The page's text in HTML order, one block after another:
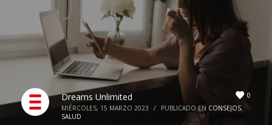
0
Dreams Unlimited
MIÉRCOLES, 15 MARZO 2023 / PUBLICADO EN CONSEJOS,
SALUD